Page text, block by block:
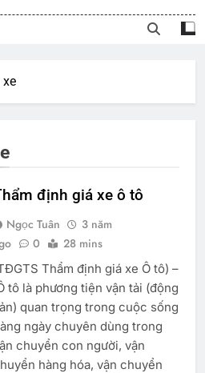
định giá xe ô tô
Ngọc Tuân
3 năm
0 28 mins
Thẩm định giá xe Ô tô) –
tô là phương tiện vận tải (động
quan trọng trong cuộc sống
ngày chuyên dùng trong
chuyển con người, vận
hàng hóa, vận chuyển